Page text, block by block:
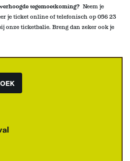
tegemoetkoming? Neem je
je ticket online of telefonisch op 056 23
onze ticketbalie. Breng dan zeker ook je